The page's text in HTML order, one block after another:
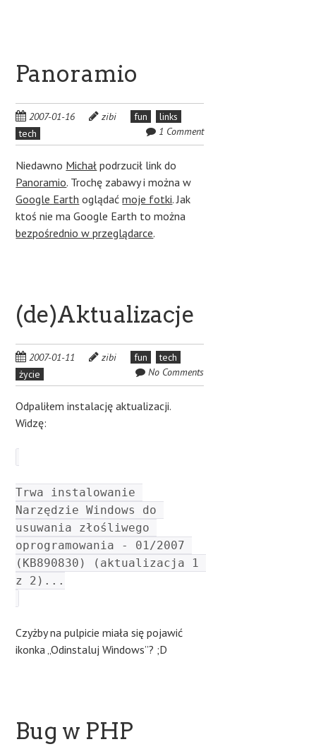
Panoramio
2007-01-16 zibi fun
links
tech
1 Comment
Niedawno Michał podrzucił link do
Panoramio. Trochę zabawy i można w
Google Earth oglądaćmoje fotki. Jak
ktoś nie ma Google Earth to można
bezpośrednio w przeglądarce.
(de)Aktualizacje
2007-01-11 zibi fun
tech
życie
No Comments
Odpaliłem instalację aktualizacji.
Widzę:
Trwa instalowanie
Narzędzie Windows do
usuwania złośliwego
oprogramowania - 01/2007
(KB890830) (aktualizacja 1
z 2)...
Czyżby na pulpicie miała się pojawić
ikonka „Odinstaluj Windows”? ;D
Bug w PHP